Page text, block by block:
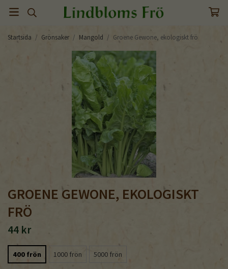
Startsida / Grönsaker / Mangold / Groene Gewone, ekologiskt frö
GROENE GEWONE, EKOLOGISKT
FRÖ
44 kr
400 frön 1000 frön 5000 frön